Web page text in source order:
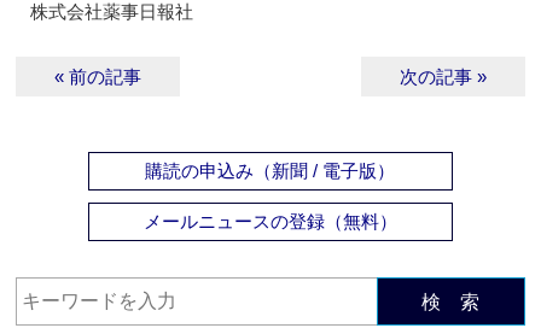
株式会社薬事日報社
« 前の記事 次の記事 »
購読の申込み（新聞 / 電子版）
メールニュースの登録（無料）
検 索